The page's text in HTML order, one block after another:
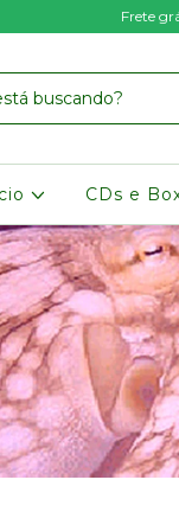
Frete
CDs e